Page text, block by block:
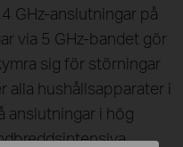
GHz-anslutningar på
via 5 GHz-bandet gör
sig för störningar
alla hushållsapparater i
anslutningar i hög